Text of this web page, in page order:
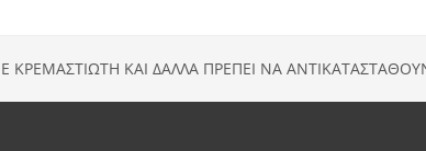
ΚΑΙ ΔΑΛΛΑ ΠΡΕΠΕΙ ΝΑ